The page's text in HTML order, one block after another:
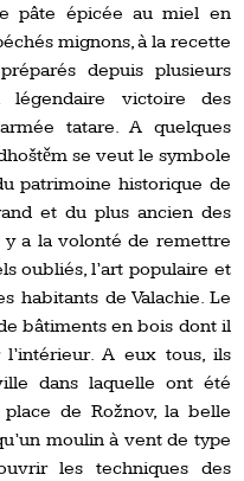
pâte épicée au miel en
mignons, à la recette
depuis plusieurs
légendaire victoire des
tatare. A quelques
se veut le symbole
patrimoine historique de
et du plus ancien des
y a la volonté de remettre
oubliés, l’art populaire et
habitants de Valachie. Le
bâtiments en bois dont il
A eux tous, ils
dans laquelle ont été
de Rožnov, la belle
moulin à vent de type
les techniques des